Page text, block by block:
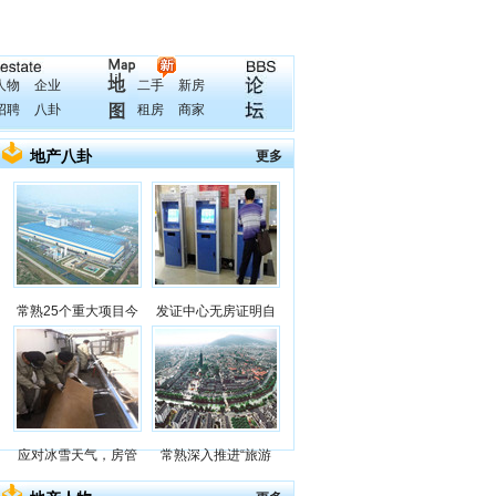
物
企业
聘
八卦
二手
新房
租房
商家
地产八卦 更多
常熟25个重大项目今 发证中心无房证明自
应对冰雪天气，房管 常熟深入推进“旅游